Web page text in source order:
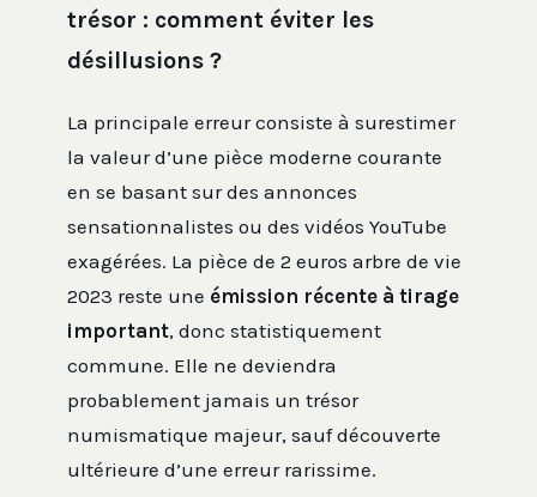
trésor : comment éviter les
désillusions ?
La principale erreur consiste à surestimer
la valeur d’une pièce moderne courante
en se basant sur des annonces
sensationnalistes ou des vidéos YouTube
exagérées. La pièce de 2 euros arbre de vie
2023 reste une émission récente à tirage
important, donc statistiquement
commune. Elle ne deviendra
probablement jamais un trésor
numismatique majeur, sauf découverte
ultérieure d’une erreur rarissime.